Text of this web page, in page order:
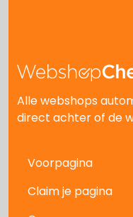
Alle webshops
direct achter of de
Voorpagina
Claim je pagina